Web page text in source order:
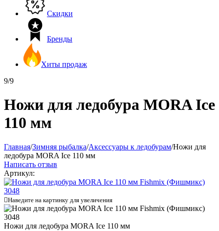
Скидки
Бренды
Хиты продаж
9/9
Ножи для ледобура MORA Ice
110 мм
Главная/Зимняя рыбалка/Аксессуары к ледобурам/Ножи для
ледобура MORA Ice 110 мм
Написать отзыв
Артикул:
Наведите на картинку для увеличения
Ножи для ледобура MORA Ice 110 мм